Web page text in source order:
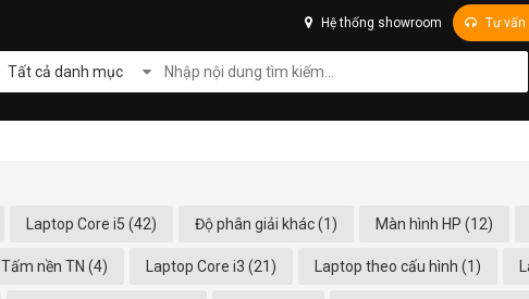
Hệ thống showroom Tư vấn
Tất cả danh mục
Laptop Core i5 (42) Độ phân giải khác (1) Màn hình HP (12)
Tấm nền TN (4) Laptop Core i3 (21) Laptop theo cấu hình (1)